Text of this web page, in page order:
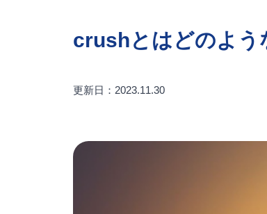
crushとはどのよう
更新日：2023.11.30